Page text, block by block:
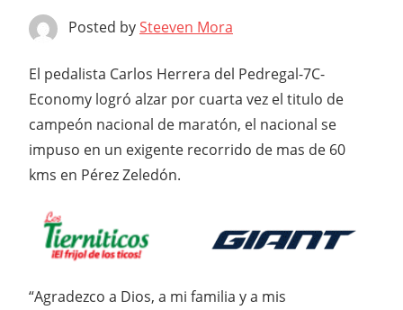
Posted bySteeven Mora
El pedalista Carlos Herrera del Pedregal-7C-
Economy logró alzar por cuarta vez el titulo de
campeón nacional de maratón, el nacional se
impuso en un exigente recorrido de mas de 60
kms en Pérez Zeledón.
“Agradezco a Dios, a mi familia y a mis